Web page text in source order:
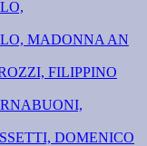
MADONNA AN
FILIPPINO
DOMENICO